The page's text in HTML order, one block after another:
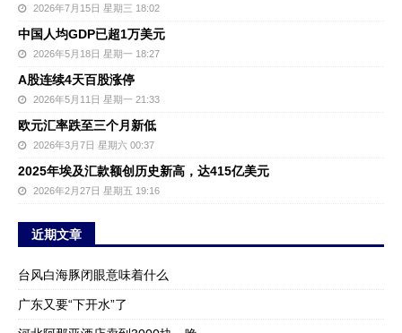
2026年7月15日 星期三 18:02
中国人均GDP已超1万美元
2026年5月18日 星期一 18:27
A股连续4天百股涨停
2026年5月11日 星期一 21:33
欧元汇率跌至三个月新低
2026年3月7日 星期六 00:37
2025年埃及汇款额创历史新高，达415亿美元
2026年2月27日 星期五 19:16
近期文章
台风白海豚闭眼意味着什么
广东又要“下开水”了